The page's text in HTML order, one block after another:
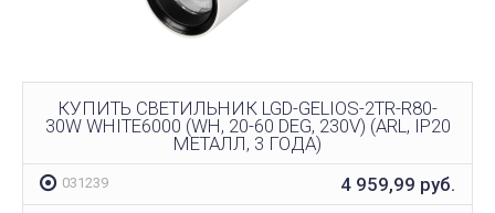
КУПИТЬ СВЕТИЛЬНИК LGD-GELIOS-2TR-R80-
30W WHITE6000 (WH, 20-60 DEG, 230V) (ARL, IP20
МЕТАЛЛ, 3 ГОДА)
031239 4 959,99 руб.